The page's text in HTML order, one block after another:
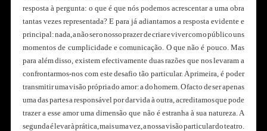
resposta à pergunta: o que é que nós podemos acrescentar a uma obra
tantas vezes representada? E para já adiantamos a resposta evidente e
principal: nada, a não ser o nosso prazer de criar e viver com o público uns
momentos de cumplicidade e comunicação. O que não é pouco. Mas
para além disso, existem efectivamente duas razões que nos levaram a
confrontarmos-nos com este desafio tão particular. A primeira, é poder
transmitir uma visão própria do amor: a do homem. O facto de ser apenas
uma das partes a responsável por dar vida à outra, acreditamos que pode
trazer a esse amor uma dimensão que não é estranha à sua natureza. A
segunda é levar à prática, mais uma vez, a nossa visão particular do teatro.